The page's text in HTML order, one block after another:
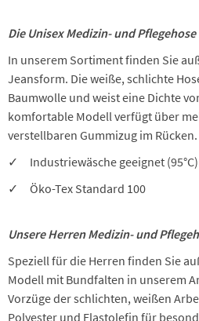
Die Unisex Medizin- und
In unserem Sortiment finden Sie
Jeansform. Die weiße, schlichte
Baumwolle und weist eine Dichte
komfortable Modell verfügt über
verstellbaren Gummizug im Rücken.
✓ Industriewäsche geeignet (95°C)
✓ Öko-Tex Standard 100
Unsere Herren Medizin- und
Speziell für die Herren finden Sie
Modell mit Bundfalten in unserem
Vorzüge der schlichten, weißen
Polyester und Elastolefin für